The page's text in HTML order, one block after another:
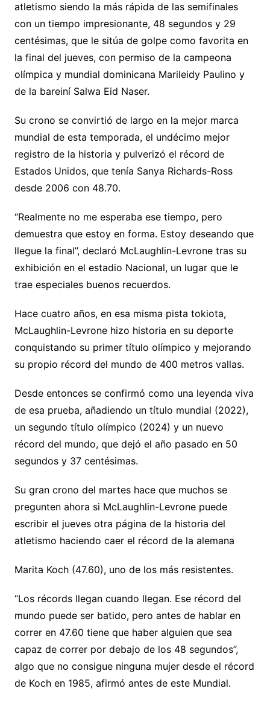
atletismo siendo la más rápida de las semifinales
con un tiempo impresionante, 48 segundos y 29
centésimas, que le sitúa de golpe como favorita en
la final del jueves, con permiso de la campeona
olímpica y mundial dominicana Marileidy Paulino y
de la bareiní Salwa Eid Naser.
Su crono se convirtió de largo en la mejor marca
mundial de esta temporada, el undécimo mejor
registro de la historia y pulverizó el récord de
Estados Unidos, que tenía Sanya Richards-Ross
desde 2006 con 48.70.
“Realmente no me esperaba ese tiempo, pero
demuestra que estoy en forma. Estoy deseando que
llegue la final”, declaró McLaughlin-Levrone tras su
exhibición en el estadio Nacional, un lugar que le
trae especiales buenos recuerdos.
Hace cuatro años, en esa misma pista tokiota,
McLaughlin-Levrone hizo historia en su deporte
conquistando su primer título olímpico y mejorando
su propio récord del mundo de 400 metros vallas.
Desde entonces se confirmó como una leyenda viva
de esa prueba, añadiendo un título mundial (2022),
un segundo título olímpico (2024) y un nuevo
récord del mundo, que dejó el año pasado en 50
segundos y 37 centésimas.
Su gran crono del martes hace que muchos se
pregunten ahora si McLaughlin-Levrone puede
escribir el jueves otra página de la historia del
atletismo haciendo caer el récord de la alemana
Marita Koch (47.60), uno de los más resistentes.
“Los récords llegan cuando llegan. Ese récord del
mundo puede ser batido, pero antes de hablar en
correr en 47.60 tiene que haber alguien que sea
capaz de correr por debajo de los 48 segundos”,
algo que no consigue ninguna mujer desde el récord
de Koch en 1985, afirmó antes de este Mundial.